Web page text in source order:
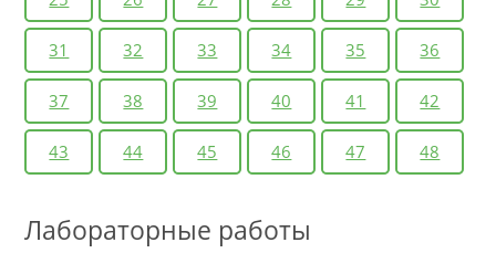
31 32 33 34 35 36
37 38 39 40 41 42
43 44 45 46 47 48
Лабораторные работы